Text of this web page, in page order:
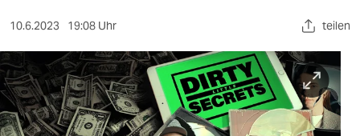
sport
berlin
nord
10.6.2023 19:08 Uhr teilen